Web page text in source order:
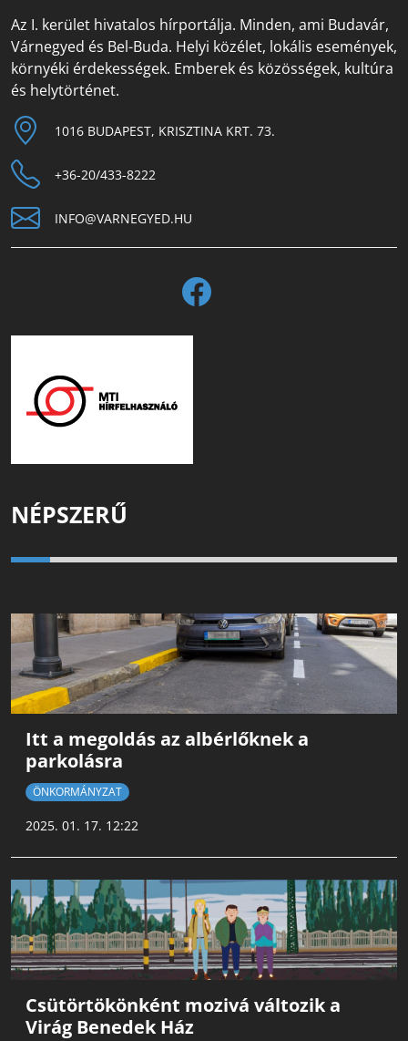
Az I. kerület hivatalos hírportálja. Minden, ami Budavár,
Várnegyed és Bel-Buda. Helyi közélet, lokális események,
környéki érdekességek. Emberek és közösségek, kultúra
és helytörténet.
1016 BUDAPEST, KRISZTINA KRT. 73.
+36-20/433-8222
INFO@VARNEGYED.HU
NÉPSZERŰ
Itt a megoldás az albérlőknek a
parkolásra
ÖNKORMÁNYZAT
2025. 01. 17. 12:22
Csütörtökönként mozivá változik a
Virág Benedek Ház